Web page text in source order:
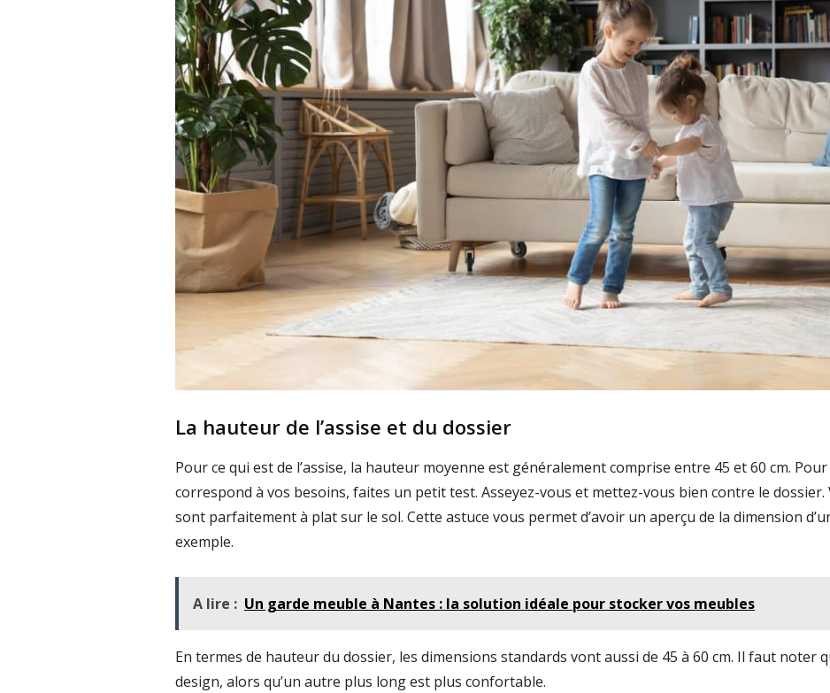
La hauteur de l’assise et du dossier
Pour ce qui est de l’assise, la hauteur moyenne est généralement comprise entre 45 et 60 cm.
correspond à vos besoins, faites un petit test. Asseyez-vous et mettez-vous bien contre le dossier.
sont parfaitement à plat sur le sol. Cette astuce vous permet d’avoir un aperçu de la dimension
exemple.
A lire : Un garde meuble à Nantes : la solution idéale pour stocker vos meubles
En termes de hauteur du dossier, les dimensions standards vont aussi de 45 à 60 cm. Il faut noter
design, alors qu’un autre plus long est plus confortable.